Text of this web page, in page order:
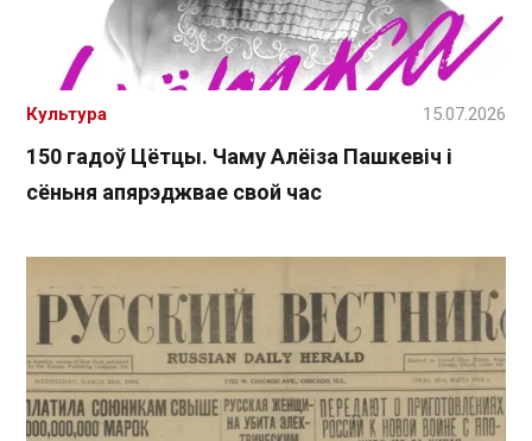
150 гадоў Цётцы. Чаму Алёіза Пашкевіч і
сёньня апярэджвае свой час
Культура 15.07.2026